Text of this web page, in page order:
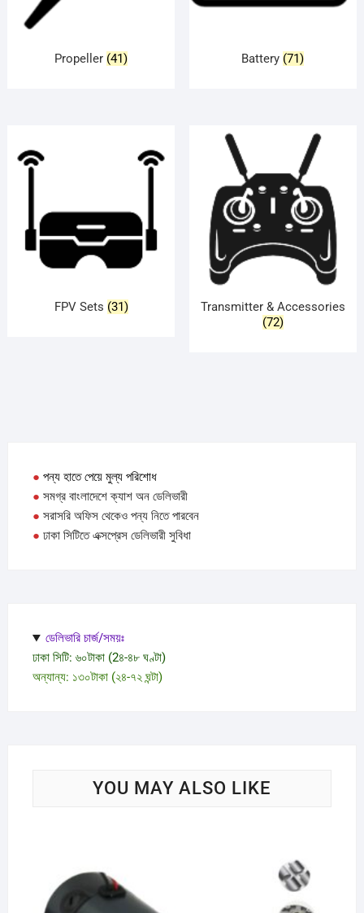
Propeller (41) Battery (71)
FPV Sets (31)
Transmitter & Accessories
(72)
● পন্য হাতে পেয়ে মুল্য পরিশোধ
● সমগ্র বাংলাদেশে ক্যাশ অন ডেলিভারী
● সরাসরি অফিস থেকেও পন্য নিতে পারবেন
● ঢাকা সিটিতে এক্সপ্রেস ডেলিভারী সুবিধা
ডেলিভারি চার্জ/সময়ঃ
ঢাকা সিটি: ৬০টাকা (2৪-৪৮ ঘণ্টা)
অন্যান্য: ১৩০টাকা (২৪-৭২ ঘন্টা)
YOU MAY ALSO LIKE